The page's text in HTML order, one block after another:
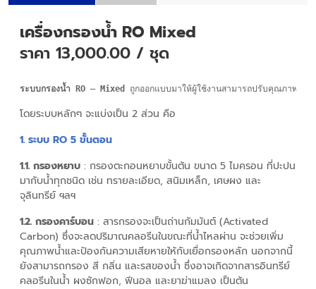
เครื่องกรองน้ำ RO Mixed
ราคา 13,000.00 / ชุด
ระบบกรองน้ำ RO – Mixed ถูกออกแบบมาให้ผู้ใช้งานสามารถปรับคุณภาพน้ำ
โดยระบบหลักๆ จะแบ่งเป็น 2 ส่วน คือ
1. ระบบ RO 5 ขั้นตอน
1.1. กรองหยาบ : กรองตะกอนหยาบขั้นต้น ขนาด 5 ไมครอน ที่ปะปน
มากับน้ำทุกชนิด เช่น ทรายละเอียด, สนิมเหล็ก, เศษผง และ
จุลินทรีย์ ฯลฯ
1.2. กรองคาร์บอน : สารกรองจะเป็นถ่านกัมมันต์ (Activated
Carbon) ซึ่งจะลดปริมาณคลอรีนในขณะที่น้ำไหลผ่าน จะช่วยเพิ่ม
คุณภาพน้ำและป้องกันความเสียหายให้กับเยื่อกรองหลัก นอกจากนี้
ยังสามารถกรอง สี กลิ่น และรสของน้ำ ซึ่งอาจเกิดจากสารอินทรีย์
คลอรีนในน้ำ ผงซักฟอก, ฟีนอล และยาฆ่าแมลง เป็นต้น